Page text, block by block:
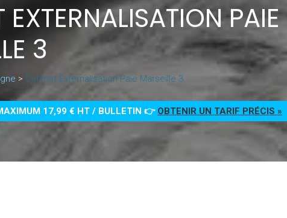
EXTERNALISATION PAIE
3
> Cabinet Externalisation Paie Marseille 3
17,99 € HT / BULLETIN 👉 OBTENIR UN TARIF PRÉCIS »